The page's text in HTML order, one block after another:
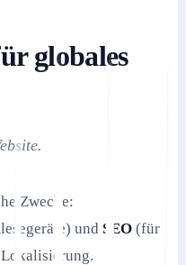
globales
Zwecke:
und SEO (für